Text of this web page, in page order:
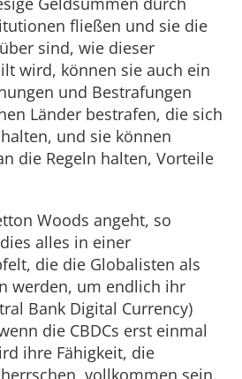
fließen und sie die
sind, wie dieser
wird, können sie auch ein
und Bestrafungen
Länder bestrafen, die sich
und sie können
die Regeln halten, Vorteile
Woods angeht, so
alles in einer
die die Globalisten als
werden, um endlich ihr
Bank Digital Currency)
die CBDCs erst einmal
ihre Fähigkeit, die
vollkommen sein.